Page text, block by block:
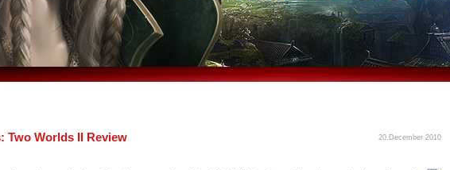
20.December 2010
Two Worlds II Review